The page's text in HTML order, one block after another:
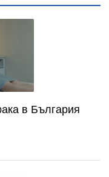
в България